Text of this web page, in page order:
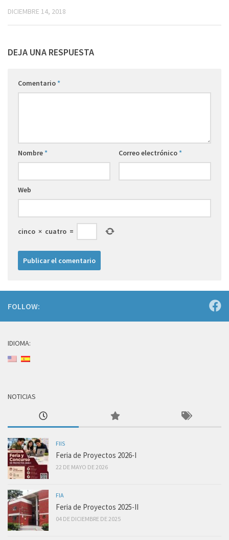
DICIEMBRE 14, 2018
DEJA UNA RESPUESTA
Comentario*
Nombre* Correo electrónico*
Web
cinco × cuatro =
FOLLOW:
IDIOMA:
NOTICIAS
FIIS
Feria de Proyectos 2026-I
22 DE MAYO DE 2026
FIA
Feria de Proyectos 2025-II
04 DE DICIEMBRE DE 2025